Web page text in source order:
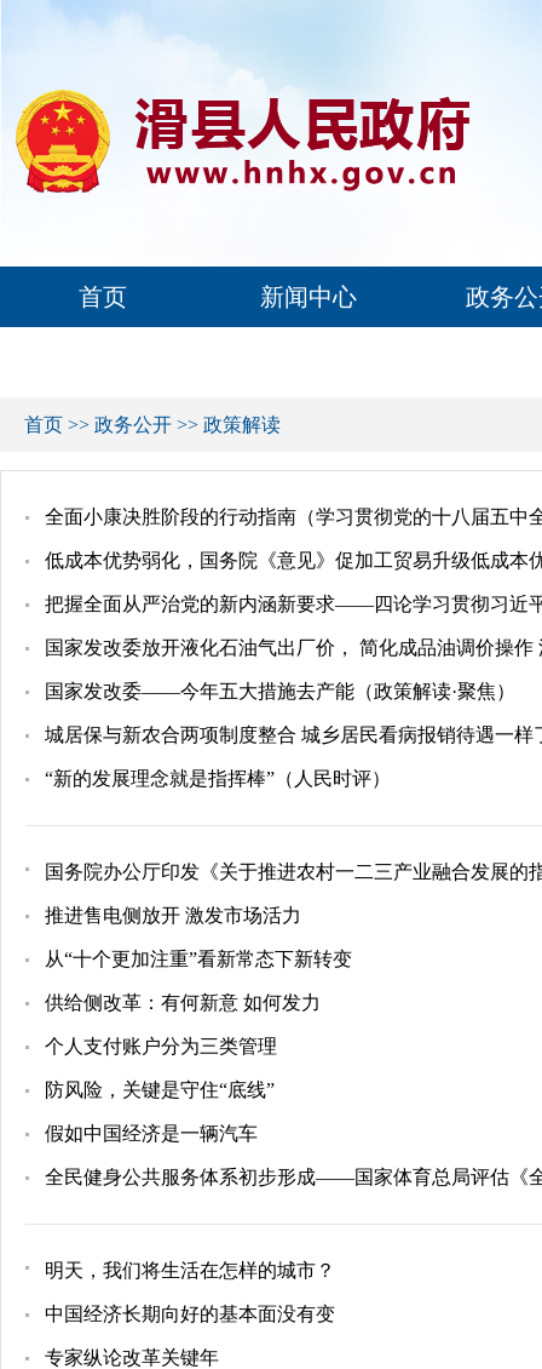
首页 新闻中心 政务
首页 >> 政务公开 >> 政策解读
全面小康决胜阶段的行动指南（学习贯彻党的十八届五中
低成本优势弱化，国务院《意见》促加工贸易升级低成本
把握全面从严治党的新内涵新要求——四论学习贯彻习近
国家发改委放开液化石油气出厂价， 简化成品油调价操
国家发改委——今年五大措施去产能（政策解读·聚焦）
城居保与新农合两项制度整合 城乡居民看病报销待遇一样
“新的发展理念就是指挥棒”（人民时评）
国务院办公厅印发《关于推进农村一二三产业融合发展的
推进售电侧放开 激发市场活力
从“十个更加注重”看新常态下新转变
供给侧改革：有何新意 如何发力
个人支付账户分为三类管理
防风险，关键是守住“底线”
假如中国经济是一辆汽车
全民健身公共服务体系初步形成——国家体育总局评估《
明天，我们将生活在怎样的城市？
中国经济长期向好的基本面没有变
专家纵论改革关键年